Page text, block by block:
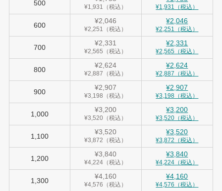
500 ¥1,931（税込） ¥1,931（税込）
600
¥2,046
¥2,251（税込）
¥2,046
¥2,251（税込）
700
¥2,331
¥2,565（税込）
¥2,331
¥2,565（税込）
800
¥2,624
¥2,887（税込）
¥2,624
¥2,887（税込）
900
¥2,907
¥3,198（税込）
¥2,907
¥3,198（税込）
1,000
¥3,200
¥3,520（税込）
¥3,200
¥3,520（税込）
1,100
¥3,520
¥3,872（税込）
¥3,520
¥3,872（税込）
1,200
¥3,840
¥4,224（税込）
¥3,840
¥4,224（税込）
1,300
¥4,160
¥4,576（税込）
¥4,160
¥4,576（税込）